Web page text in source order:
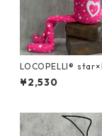
LOCOPELLI®
NK Mサイズ
¥2,530